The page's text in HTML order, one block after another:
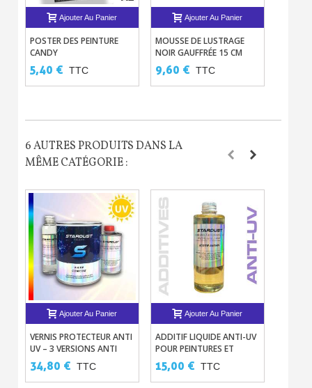
Ajouter Au Panier
POSTER DES PEINTURE
CANDY
5,40 € TTC
Ajouter Au Panier
MOUSSE DE LUSTRAGE
NOIR GAUFFRÉE 15 CM
9,60 € TTC
6 AUTRES PRODUITS DANS LA
MÊME CATÉGORIE :
Ajouter Au Panier
VERNIS PROTECTEUR ANTI
UV – 3 VERSIONS ANTI
RAYONNEMENTS
SOLAIRES
34,80 € TTC
Ajouter Au Panier
ADDITIF LIQUIDE ANTI-UV
POUR PEINTURES ET
VERNIS
15,00 € TTC